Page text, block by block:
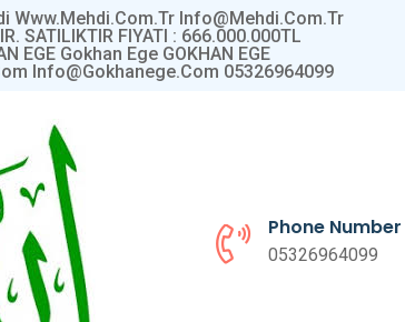
Www.mehdi.com.tr Info@mehdi.com.tr
SATILIKTIR FIYATI : 666.000.000TL
EGE Gokhan Ege GOKHAN EGE
Info@gokhanege.com 05326964099
Phone Number
05326964099